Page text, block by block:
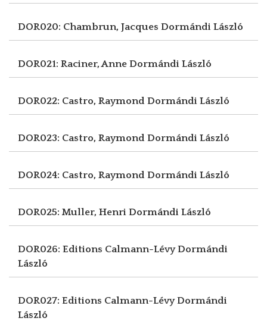
DOR020: Chambrun, Jacques Dormándi László
DOR021: Raciner, Anne Dormándi László
DOR022: Castro, Raymond Dormándi László
DOR023: Castro, Raymond Dormándi László
DOR024: Castro, Raymond Dormándi László
DOR025: Muller, Henri Dormándi László
DOR026: Editions Calmann-LévyDormándi
László
DOR027: Editions Calmann-LévyDormándi
László